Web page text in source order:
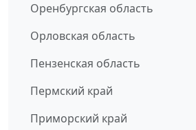
Оренбургская область
Орловская область
Пензенская область
Пермский край
Приморский край